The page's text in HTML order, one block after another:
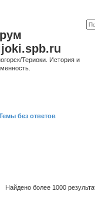
Териоки. История и
без ответов
Найдено более 1000